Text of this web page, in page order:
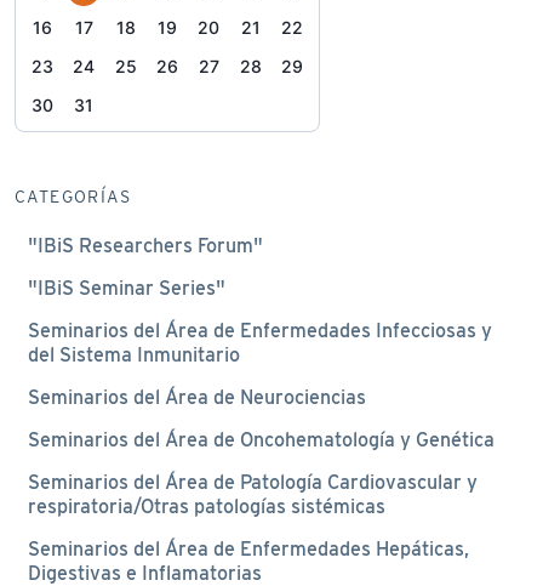
16
17 18 19 20 21
22
23
24 25 26 27 28
29
30
31
CATEGORÍAS
"IBiS Researchers Forum"
"IBiS Seminar Series"
Seminarios del Área de Enfermedades Infecciosas y
del Sistema Inmunitario
Seminarios del Área de Neurociencias
Seminarios del Área de Oncohematología y Genética
Seminarios del Área de Patología Cardiovascular y
respiratoria/Otras patologías sistémicas
Seminarios del Área de Enfermedades Hepáticas,
Digestivas e Inflamatorias